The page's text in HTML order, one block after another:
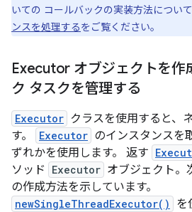
いての コールバックの実装方法について
ンスを処理するをご覧ください。
Executor オブジェクトを作
ク タスクを管理する
Executor クラスを使用すると、
す。
Executor のインスタンスを
ずれかを使用します。 返す
ソッド
Executor オブジェクト。
の作成方法を示しています。
newSingleThreadExecutor()
を